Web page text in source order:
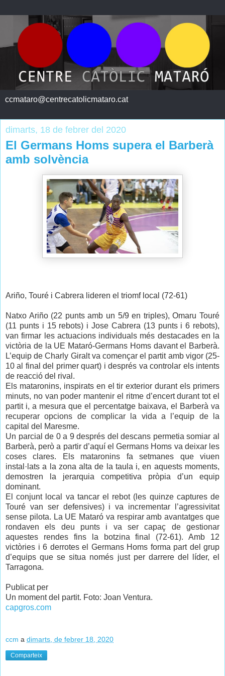
ccmataro@centrecatolicmataro.cat
dimarts, 18 de febrer del 2020
El Germans Homs supera el Barberà
amb solvència
Ariño, Touré i Cabrera lideren el triomf local (72-61)
Natxo Ariño (22 punts amb un 5/9 en triples), Omaru Touré
(11 punts i 15 rebots) i Jose Cabrera (13 punts i 6 rebots),
van firmar les actuacions individuals més destacades en la
victòria de la UE Mataró-Germans Homs davant el Barberà.
L’equip de Charly Giralt va començar el partit amb vigor (25-
10 al final del primer quart) i després va controlar els intents
de reacció del rival.
Els mataronins, inspirats en el tir exterior durant els primers
minuts, no van poder mantenir el ritme d’encert durant tot el
partit i, a mesura que el percentatge baixava, el Barberà va
recuperar opcions de complicar la vida a l’equip de la
capital del Maresme.
Un parcial de 0 a 9 després del descans permetia somiar al
Barberà, però a partir d’aquí el Germans Homs va deixar les
coses clares. Els mataronins fa setmanes que viuen
instal·lats a la zona alta de la taula i, en aquests moments,
demostren la jerarquia competitiva pròpia d’un equip
dominant.
El conjunt local va tancar el rebot (les quinze captures de
Touré van ser defensives) i va incrementar l’agressivitat
sense pilota. La UE Mataró va respirar amb avantatges que
rondaven els deu punts i va ser capaç de gestionar
aquestes rendes fins la botzina final (72-61). Amb 12
victòries i 6 derrotes el Germans Homs forma part del grup
d’equips que se situa només just per darrere del líder, el
Tarragona.
Publicat per
Un moment del partit. Foto: Joan Ventura.
capgros.com
ccm a dimarts, de febrer 18, 2020
Comparteix